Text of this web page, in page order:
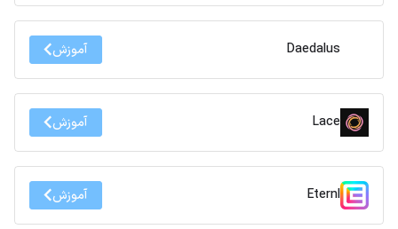
Daedalus آموزش
Lace آموزش
Eternl آموزش